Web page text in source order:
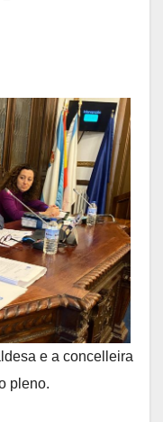
e a concelleira
pleno.